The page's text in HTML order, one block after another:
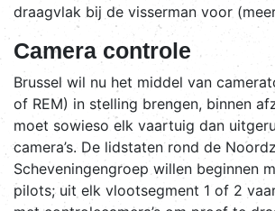
draagvlak bij de visserman voor
Camera controle
Brussel wil nu het middel van
of REM) in stelling brengen, binnen
moet sowieso elk vaartuig dan
camera’s. De lidstaten rond de
Scheveningengroep willen beginnen
pilots; uit elk vlootsegment 1 of 2